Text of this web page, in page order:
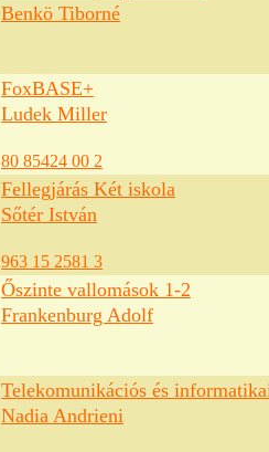
Benkö Tiborné
FoxBASE+
Ludek Miller
80 85424 00 2
Fellegjárás Két iskola
Sőtér István
963 15 2581 3
Őszinte vallomások 1-2
Frankenburg Adolf
Telekomunikációs és
Nadia Andrieni